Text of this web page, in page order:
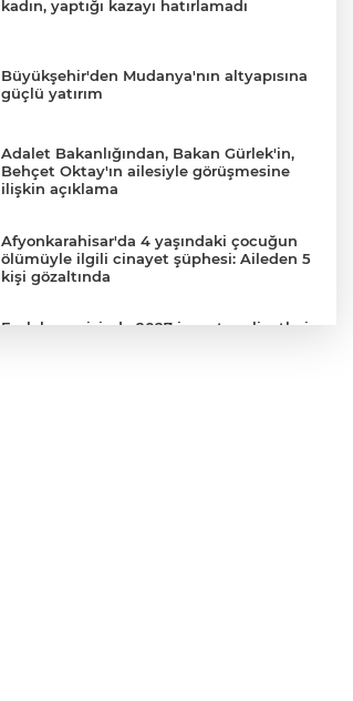
kadın, yaptığı kazayı hatırlamadı
Büyükşehir'den Mudanya'nın altyapısına
güçlü yatırım
Adalet Bakanlığından, Bakan Gürlek'in,
Behçet Oktay'ın ailesiyle görüşmesine
ilişkin açıklama
Afyonkarahisar'da 4 yaşındaki çocuğun
ölümüyle ilgili cinayet şüphesi: Aileden 5
kişi gözaltında
Emlak vergisinde 2027 inşaat maliyetleri